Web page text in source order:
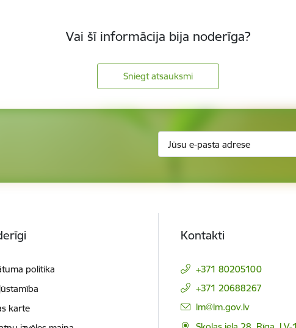
Vai šī informācija bija noderīga?
Sniegt atsauksmi
politika
karte
Kontakti
+371 80205100
+371 20688267
E-pasts:
lm@lm.gov.lv